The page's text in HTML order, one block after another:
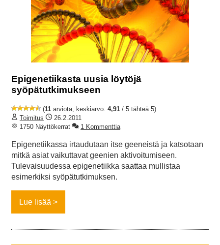
Epigenetiikasta uusia löytöjä
syöpätutkimukseen
(11 arviota, keskiarvo: 4,91 / 5 tähteä 5)
Toimitus
26.2.2011
1750 Näyttökerrat
1 Kommenttia
Epigenetiikassa irtaudutaan itse geeneistä ja katsotaan
mitkä asiat vaikuttavat geenien aktivoitumiseen.
Tulevaisuudessa epigenetiikka saattaa mullistaa
esimerkiksi syöpätutkimuksen.
Lue lisää